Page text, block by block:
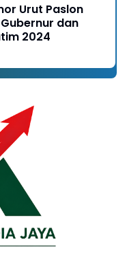
Urut Paslon
dan
2024